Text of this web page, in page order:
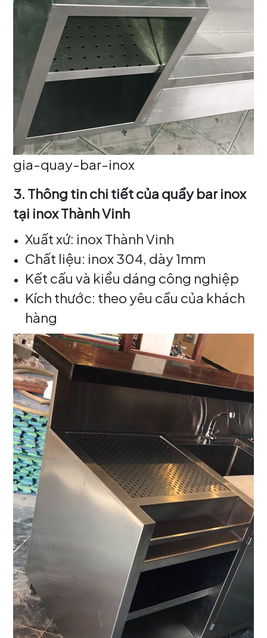
gia-quay-bar-inox
3. Thông tin chi tiết của quầy bar inox
tại inox Thành Vinh
Xuất xứ: inox Thành Vinh
Chất liệu: inox 304, dày 1mm
Kết cấu và kiểu dáng công nghiệp
Kích thước: theo yêu cầu của khách
hàng